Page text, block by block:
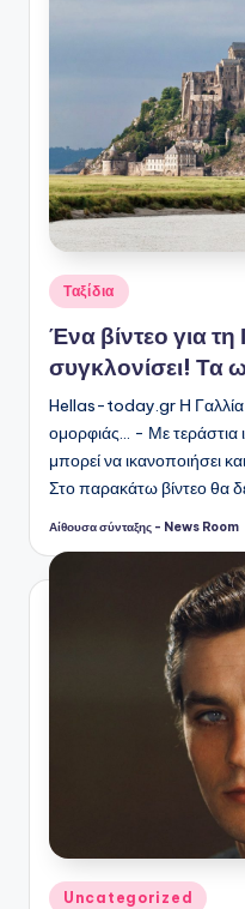
Αναρτήθηκε
σε
Ταξίδια
Ένα βίντεο για
συγκλονίσει! Τα
Hellas-today.gr Η Γαλλία
ομορφιάς... - Με τεράστια
μπορεί να ικανοποιήσει
Στο παρακάτω βίντεο θα
Συγγραφέας:
Αίθουσα σύνταξης - News Room
Αναρτήθηκε
Uncategorized